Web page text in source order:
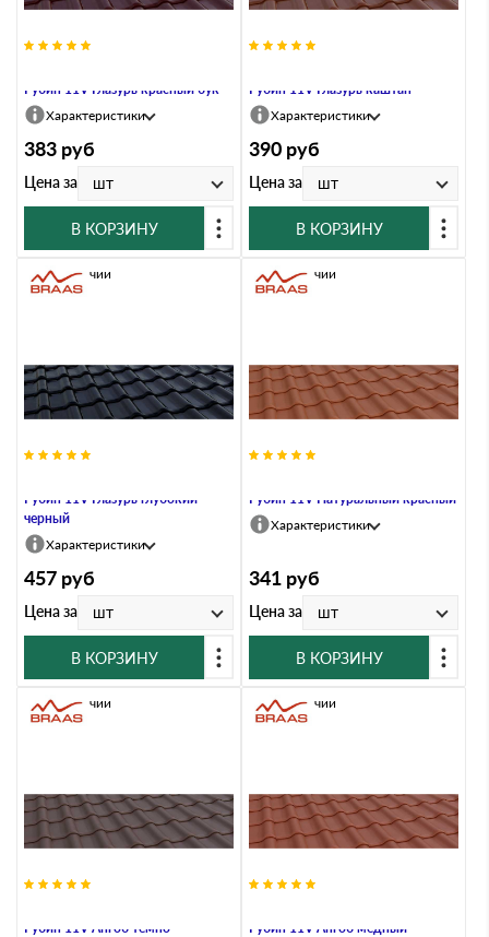
Рубин 11V Глазурь красный бук
Характеристики
383 руб
Цена за шт
В КОРЗИНУ
Рубин 11V Глазурь каштан
Характеристики
390 руб
Цена за шт
В КОРЗИНУ
Рубин 11V Глазурь глубокий
черный
В наличии
Характеристики
457 руб
Цена за шт
В КОРЗИНУ
Рубин 11V Натуральный красный
В наличии
Характеристики
341 руб
Цена за шт
В КОРЗИНУ
Рубин 11V Ангоб темно-
В наличии
Рубин 11V Ангоб медный
В наличии